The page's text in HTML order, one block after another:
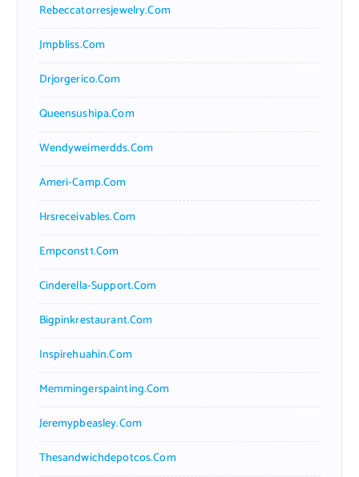
Rebeccatorresjewelry.com
Jmpbliss.com
Drjorgerico.com
Queensushipa.com
Wendyweimerdds.com
Ameri-Camp.com
Hrsreceivables.com
Empconst1.com
Cinderella-Support.com
Bigpinkrestaurant.com
Inspirehuahin.com
Memmingerspainting.com
Jeremypbeasley.com
Thesandwichdepotcos.com